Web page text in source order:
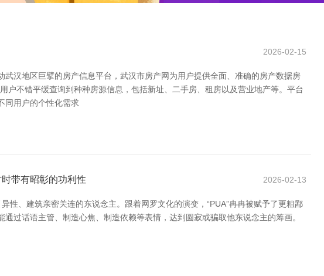
2026-02-15
汉地区巨擘的房产信息平台，武汉市房产网为用户提供全面、准确的房产数据房
不错平缓查询到种种房源信息，包括新址、二手房、租房以及营业地产等。平台
同用户的个性化需求
带有昭彰的功利性 2026-02-13
性、建筑亲密关连的东说念主。跟着网罗文化的演变，“PUA”冉冉被赋予了更粗鄙
过话语主管、制造心焦、制造依赖等表情，达到圆寂或骗取他东说念主的筹画。